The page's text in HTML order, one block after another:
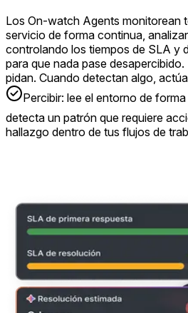
Los On-watch Agents monitorean
servicio de forma continua,
controlando los tiempos de SLA y
para que nada pase
pidan. Cuando detectan algo,
Percibir: lee el entorno de
detecta un patrón que requiere
hallazgo dentro de tus flujos de